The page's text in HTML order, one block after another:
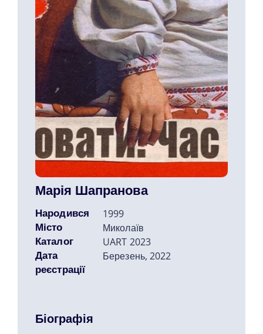
Марія Шапранова
Народився 1999
Місто Миколаїв
Каталог UART 2023
Дата
реєстрації
Березень, 2022
Біографія